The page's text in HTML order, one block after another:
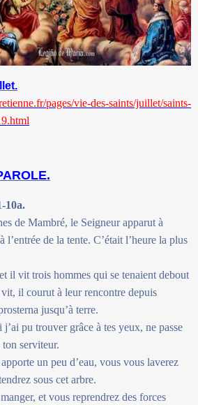
pages/vie-des-saints/juillet/saints-
10a.
de Mambré, le Seigneur apparut à
l’entrée de la tente. C’était l’heure la plus
il vit trois hommes qui se tenaient debout
il courut à leur rencontre depuis
jusqu’à terre.
pu trouver grâce à tes yeux, ne passe
ton serviteur.
un peu d’eau, vous vous laverez
sous cet arbre.
et vous reprendrez des forces